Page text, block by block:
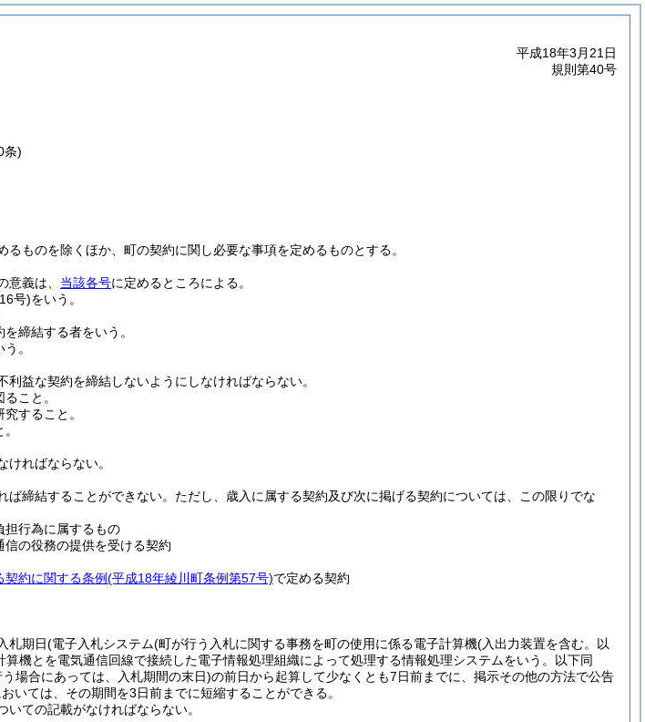
平成18年3月21日
規則第40号
条)
ものを除くほか、町の契約に関し必要な事項を定めるものとする。
意義は、 当該各号に定めるところによる。
号)をいう。
締結する者をいう。
。
益な契約を締結しないようにしなければならない。
こと。
すること。
ればならない。
締結することができない。 ただし、歳入に属する契約及び次に掲げる契約については、この限りでな
担行為に属するもの
の役務の提供を受ける契約
約に関する条例(平成18年綾川町条例第57号)で定める契約
札期日(電子入札システム(町が行う入札に関する事務を町の使用に係る電子計算機(入出力装置を含む。以
機とを電気通信回線で接続した電子情報処理組織によって処理する情報処理システムをいう。以下同
う場合にあっては、入札期間の末日)の前日から起算して少なくとも7日前までに、掲示その他の方法で公告
いては、その期間を3日前までに短縮することができる。
ての記載がなければならない。